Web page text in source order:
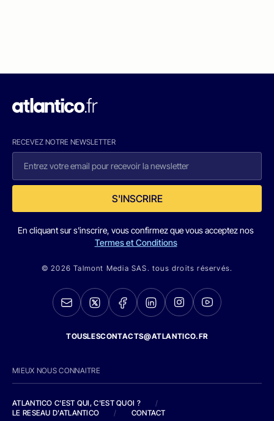
RECEVEZ NOTRE NEWSLETTER
S'INSCRIRE
En cliquant sur s'inscrire, vous confirmez que vous acceptez nos
Termes et Conditions
© 2026 Talmont Media SAS. tous droits réservés.
TOUSLESCONTACTS@ATLANTICO.FR
MIEUX NOUS CONNAITRE
ATLANTICO C'EST QUI, C'EST QUOI ?
/
LE RESEAU D'ATLANTICO
/ CONTACT